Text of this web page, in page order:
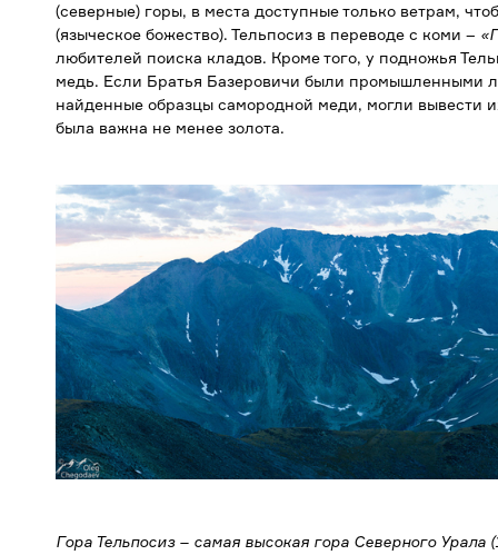
(северные) горы, в места доступные только ветрам,
(языческое божество). Тельпосиз в переводе с коми –
любителей поиска кладов. Кроме того, у подножья
медь. Если Братья Базеровичи были промышленными
найденные образцы самородной меди, могли вывести
была важна не менее золота.
Гора Тельпосиз – самая высокая гора Северного